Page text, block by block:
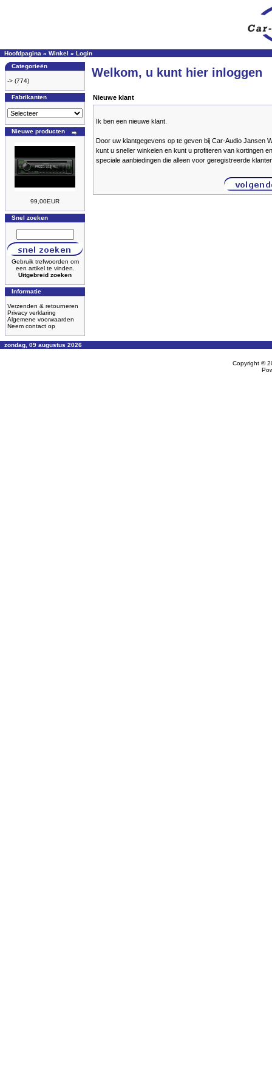
Hoofdpagina » Winkel » Login
Categorieën
-> (774)
Fabrikanten
Nieuwe producten
99,00EUR
Snel zoeken
Gebruik trefwoorden om
een artikel te vinden.
Uitgebreid zoeken
Informatie
Verzenden & retourneren
Privacy verklaring
Algemene voorwaarden
Neem contact op
Welkom, u kunt hier inloggen
Nieuwe klant
Ik ben een nieuwe klant.
Door uw klantgegevens op te geven bij Car-Audio Jansen
kunt u sneller winkelen en kunt u profiteren van kortingen en
speciale aanbiedingen die alleen voor geregistreerde
zondag, 09 augustus 2026
Copyright ©